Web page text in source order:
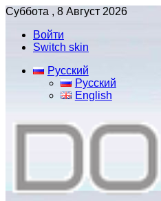
Суббота , 8 Август 2026
Войти
Switch skin
Русский
Русский
English